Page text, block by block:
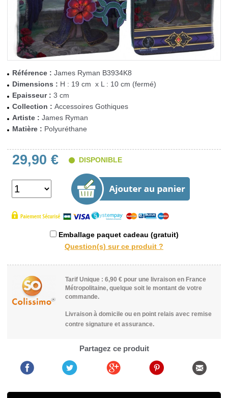
Référence : James Ryman B3934K8
Dimensions : H : 19 cm x L : 10 cm (fermé)
Epaisseur : 3 cm
Collection : Accessoires Gothiques
Artiste : James Ryman
Matière : Polyuréthane
29,90 € DISPONIBLE
Emballage paquet cadeau (gratuit)
Tarif Unique : 6,90 € pour une livraison en France
Métropolitaine, quelque soit le montant de votre
commande.
Livraison à domicile ou en point relais avec remise
contre signature et assurance.
Partagez ce produit